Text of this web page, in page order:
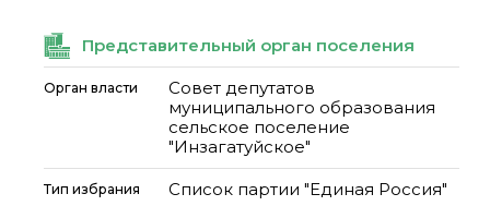
Представительный орган поселения
Орган власти
Совет депутатов
муниципального образования
сельское поселение
"Инзагатуйское"
Тип избрания Список партии "Единая Россия"